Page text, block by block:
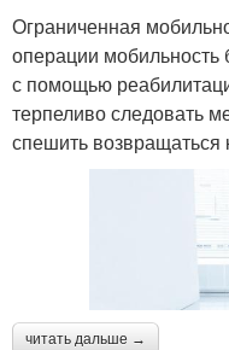
Ограниченная
операции мобильность
с помощью
терпеливо следовать
спешить возвращаться
читать дальше →